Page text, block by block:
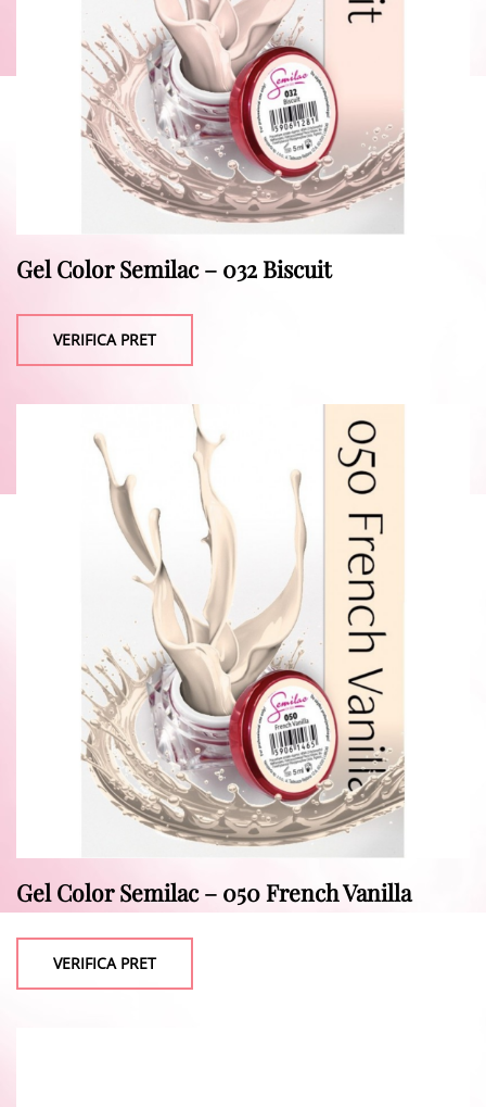
Gel Color Semilac – 032 Biscuit
VERIFICA PRET
Gel Color Semilac – 050 French Vanilla
VERIFICA PRET